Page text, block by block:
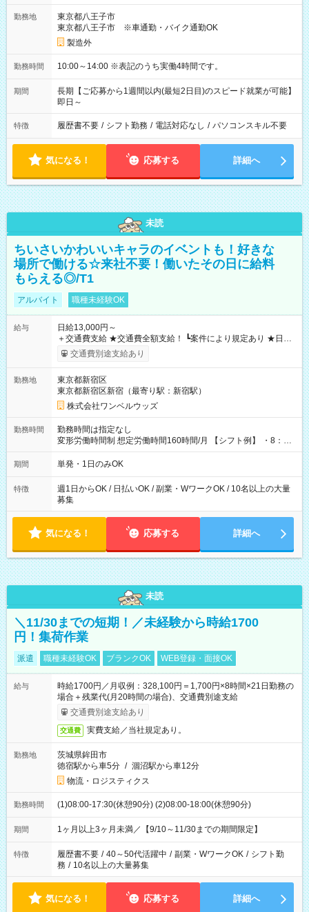
勤務地
東京都八王子市
東京都八王子市 ※車通勤・バイク通勤OK
製造外
勤務時間 10:00～14:00 ※表記のうち実働4時間です。
期間
長期【ご応募から1週間以内(最短2日目)のスピード就業が可能】
即日～
特徴 履歴書不要 / シフト勤務 / 電話対応なし / パソコンスキル不要
気になる！ 応募する 詳細へ
未読
ちいさいかわいいキャラのイベントも！好きな
場所で働ける☆来社不要！働いたその日に給料
もらえる◎/T1
アルバイト 職種未経験OK
給与
日給13,000円～
＋交通費支給 ★交通費全額支給！ ┗案件により規定あり ★日払
いOK！（規定あり） ┗働いたその日に現金GET♪ お仕事後はコ
ンビニATMから 日払い分を引き落とせます！ 【試用期間】試
交通費別途支給あり
勤務地
東京都新宿区
東京都新宿区新宿（最寄り駅：新宿駅）
株式会社ワンベルウッズ
勤務時間
勤務時間は指定なし
変形労働時間制 想定労働時間160時間/月 【シフト例】 ・8：00
～21：00
期間 単発・1日のみOK
特徴
週1日からOK / 日払いOK / 副業・WワークOK / 10名以上の大量
募集
気になる！ 応募する 詳細へ
未読
＼11/30までの短期！／未経験から時給1700
円！集荷作業
派遣 職種未経験OK ブランクOK WEB登録・面接OK
給与
時給1700円／月収例：328,100円＝1,700円×8時間×21日勤務の
場合＋残業代(月20時間の場合)、交通費別途支給
交通費別途支給あり
交通費 実費支給／当社規定あり。
勤務地
茨城県鉾田市
徳宿駅から車5分 / 涸沼駅から車12分
物流・ロジスティクス
勤務時間 (1)08:00-17:30(休憩90分) (2)08:00-18:00(休憩90分)
期間 1ヶ月以上3ヶ月未満／【9/10～11/30までの期間限定】
特徴 履歴書不要 / 40～50代活躍中 / 副業・WワークOK / シフト勤
務 / 10名以上の大量募集
気になる！ 応募する 詳細へ